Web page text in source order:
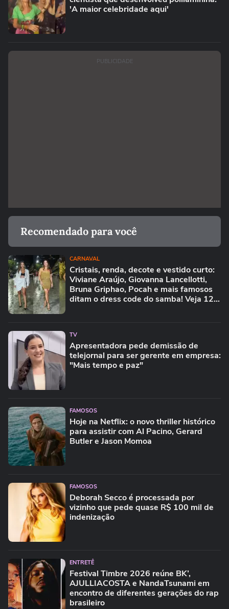
'A maior celebridade aqui'
PUBLICIDADE
Recomendado para você
CARNAVAL
Cristais, renda, decote e vestido curto:
Viviane Araújo, Giovanna Lancellotti,
Bruna Griphao, Pocah e mais famosos
ditam o dress code do samba! Veja 12
TV
Apresentadora pede demissão de
telejornal para ser gerente em empresa:
"Mais tempo e paz"
FAMOSOS
Hoje na Netflix: o novo thriller histórico
para assistir com Al Pacino, Gerard
Butler e Jason Momoa
FAMOSOS
Deborah Secco é processada por
vizinho que pede quase R$ 100 mil de
indenização
ENTRETÊ
Festival Timbre 2026 reúne BK’,
AJULLIACOSTA e NandaTsunami em
encontro de diferentes gerações do rap
brasileiro